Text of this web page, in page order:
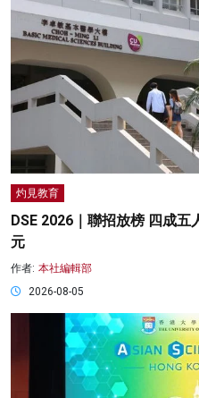
灼見教育
DSE 2026｜聯招放榜 四成
元
作者: 本社編輯部
2026-08-05